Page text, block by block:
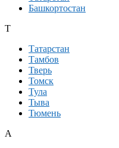
Башкортостан
Т
Татарстан
Тамбов
Тверь
Томск
Тула
Тыва
Тюмень
А